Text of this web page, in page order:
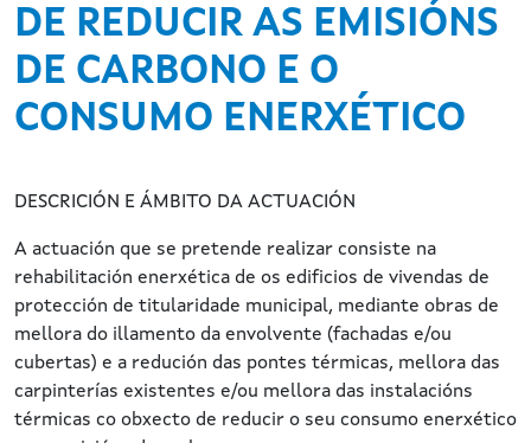
DE REDUCIR AS EMISIÓNS
DE CARBONO E O
CONSUMO ENERXÉTICO
DESCRICIÓN E ÁMBITO DA ACTUACIÓN
A actuación que se pretende realizar consiste na
rehabilitación enerxética de os edificios de vivendas de
protección de titularidade municipal, mediante obras de
mellora do illamento da envolvente (fachadas e/ou
cubertas) e a redución das pontes térmicas, mellora das
carpinterías existentes e/ou mellora das instalacións
térmicas co obxecto de reducir o seu consumo enerxético